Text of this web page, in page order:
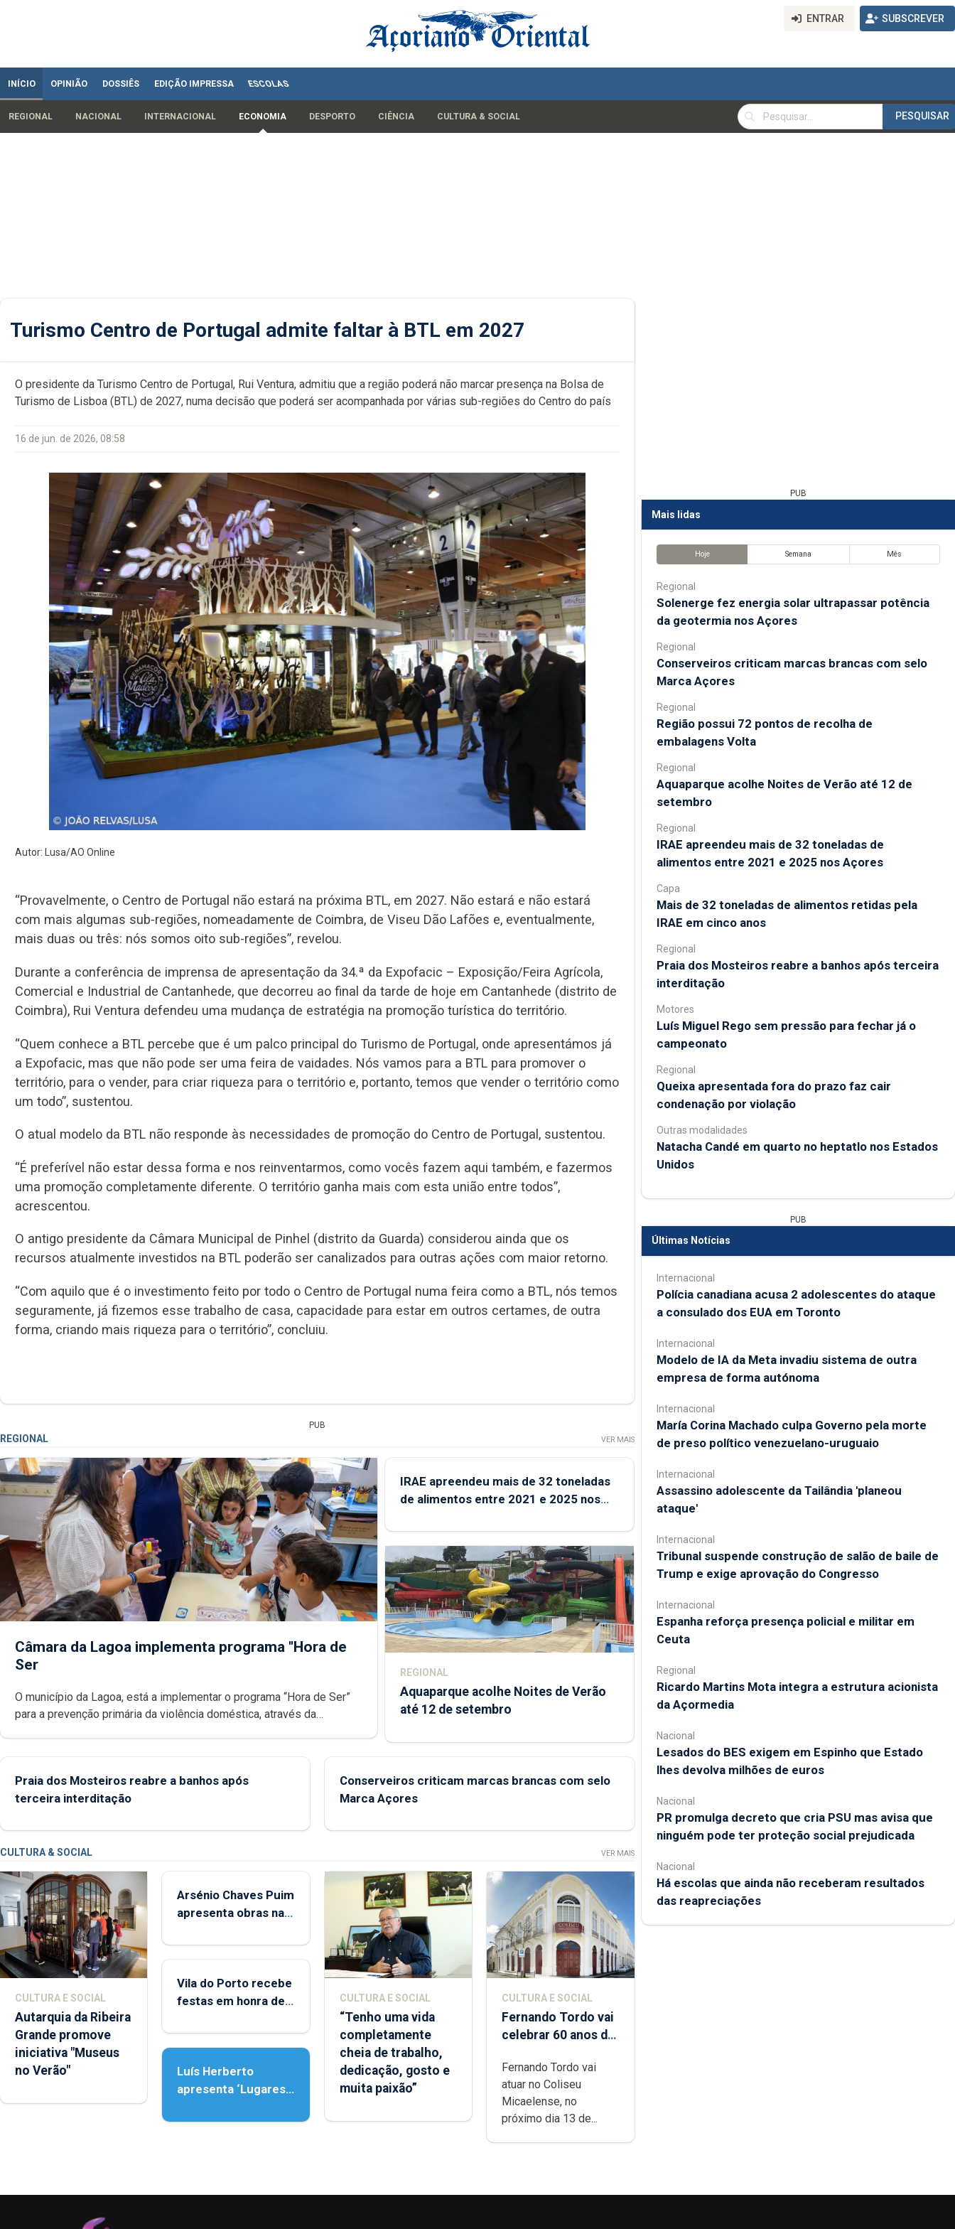
ENTRAR SUBSCREVER
INÍCIO OPINIÃO DOSSIÊS EDIÇÃO IMPRESSA ESCOLAS
REGIONAL NACIONAL INTERNACIONAL ECONOMIA DESPORTO CIÊNCIA CULTURA & SOCIAL
PESQUISAR
PESQUISAR
Turismo Centro de Portugal admite faltar à BTL em 2027
O presidente da Turismo Centro de Portugal, Rui Ventura, admitiu que a região poderá não marcar presença na Bolsa de
Turismo de Lisboa (BTL) de 2027, numa decisão que poderá ser acompanhada por várias sub-regiões do Centro do país
16 de jun. de 2026, 08:58
Autor: Lusa/AO Online
“Provavelmente, o Centro de Portugal não estará na próxima BTL, em 2027. Não estará e não estará
com mais algumas sub-regiões, nomeadamente de Coimbra, de Viseu Dão Lafões e, eventualmente,
mais duas ou três: nós somos oito sub-regiões”, revelou.
Durante a conferência de imprensa de apresentação da 34.ª da Expofacic – Exposição/Feira Agrícola,
Comercial e Industrial de Cantanhede, que decorreu ao final da tarde de hoje em Cantanhede (distrito de
Coimbra), Rui Ventura defendeu uma mudança de estratégia na promoção turística do território.
“Quem conhece a BTL percebe que é um palco principal do Turismo de Portugal, onde apresentámos já
a Expofacic, mas que não pode ser uma feira de vaidades. Nós vamos para a BTL para promover o
território, para o vender, para criar riqueza para o território e, portanto, temos que vender o território como
um todo”, sustentou.
O atual modelo da BTL não responde às necessidades de promoção do Centro de Portugal, sustentou.
“É preferível não estar dessa forma e nos reinventarmos, como vocês fazem aqui também, e fazermos
uma promoção completamente diferente. O território ganha mais com esta união entre todos”,
acrescentou.
O antigo presidente da Câmara Municipal de Pinhel (distrito da Guarda) considerou ainda que os
recursos atualmente investidos na BTL poderão ser canalizados para outras ações com maior retorno.
“Com aquilo que é o investimento feito por todo o Centro de Portugal numa feira como a BTL, nós temos
seguramente, já fizemos esse trabalho de casa, capacidade para estar em outros certames, de outra
forma, criando mais riqueza para o território”, concluiu.
PUB
REGIONAL VER MAIS
Câmara da Lagoa implementa programa "Hora de
Ser
O município da Lagoa, está a implementar o programa “Hora de Ser”
para a prevenção primária da violência doméstica, através da
IRAE apreendeu mais de 32 toneladas
de alimentos entre 2021 e 2025 nos
REGIONAL
Aquaparque acolhe Noites de Verão
até 12 de setembro
Praia dos Mosteiros reabre a banhos após
terceira interditação
Conserveiros criticam marcas brancas com selo
Marca Açores
CULTURA & SOCIAL VER MAIS
CULTURA E SOCIAL
Autarquia da Ribeira
Grande promove
iniciativa "Museus
no Verão"
Arsénio Chaves Puim
apresenta obras na
Porto
Vila do Porto recebe
festas em honra de
Assunção
Luís Herberto
apresenta ‘Lugares
CULTURA E SOCIAL
“Tenho uma vida
completamente
cheia de trabalho,
dedicação, gosto e
muita paixão”
CULTURA E SOCIAL
Fernando Tordo vai
celebrar 60 anos de
Micaelense
Fernando Tordo vai
atuar no Coliseu
Micaelense, no
próximo dia 13 de...
PUB
Mais lidas
Hoje Semana Mês
Regional
Solenerge fez energia solar ultrapassar potência
da geotermia nos Açores
Regional
Conserveiros criticam marcas brancas com selo
Marca Açores
Regional
Região possui 72 pontos de recolha de
embalagens Volta
Regional
Aquaparque acolhe Noites de Verão até 12 de
setembro
Regional
IRAE apreendeu mais de 32 toneladas de
alimentos entre 2021 e 2025 nos Açores
Capa
Mais de 32 toneladas de alimentos retidas pela
IRAE em cinco anos
Regional
Praia dos Mosteiros reabre a banhos após terceira
interditação
Motores
Luís Miguel Rego sem pressão para fechar já o
campeonato
Regional
Queixa apresentada fora do prazo faz cair
condenação por violação
Outras modalidades
Natacha Candé em quarto no heptatlo nos Estados
Unidos
PUB
Últimas Notícias
Internacional
Polícia canadiana acusa 2 adolescentes do ataque
a consulado dos EUA em Toronto
Internacional
Modelo de IA da Meta invadiu sistema de outra
empresa de forma autónoma
Internacional
María Corina Machado culpa Governo pela morte
de preso político venezuelano-uruguaio
Internacional
Assassino adolescente da Tailândia 'planeou
ataque'
Internacional
Tribunal suspende construção de salão de baile de
Trump e exige aprovação do Congresso
Internacional
Espanha reforça presença policial e militar em
Ceuta
Regional
Ricardo Martins Mota integra a estrutura acionista
da Açormedia
Nacional
Lesados do BES exigem em Espinho que Estado
lhes devolva milhões de euros
Nacional
PR promulga decreto que cria PSU mas avisa que
ninguém pode ter proteção social prejudicada
Nacional
Há escolas que ainda não receberam resultados
das reapreciações